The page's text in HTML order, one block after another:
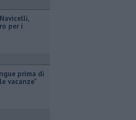
per i
prima di
vacanze"